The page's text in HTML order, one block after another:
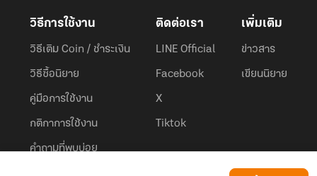
วิธีการใช้งาน
วิธีเติม Coin / ชำระเงิน
วิธีซื้อนิยาย
คู่มือการใช้งาน
กติกาการใช้งาน
คำถามที่พบบ่อย
ติดต่อเรา
LINE Official
Facebook
X
Tiktok
เพิ่มเติม
ข่าวสาร
เขียนนิยาย